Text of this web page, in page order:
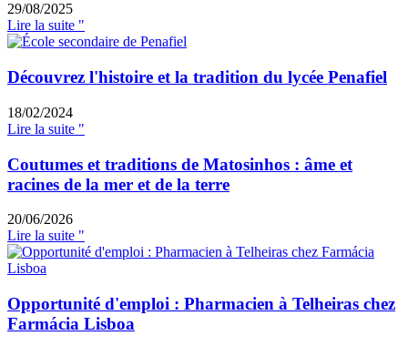
29/08/2025
Lire la suite "
Découvrez l'histoire et la tradition du lycée Penafiel
18/02/2024
Lire la suite "
Coutumes et traditions de Matosinhos : âme et
racines de la mer et de la terre
20/06/2026
Lire la suite "
Opportunité d'emploi : Pharmacien à Telheiras chez
Farmácia Lisboa